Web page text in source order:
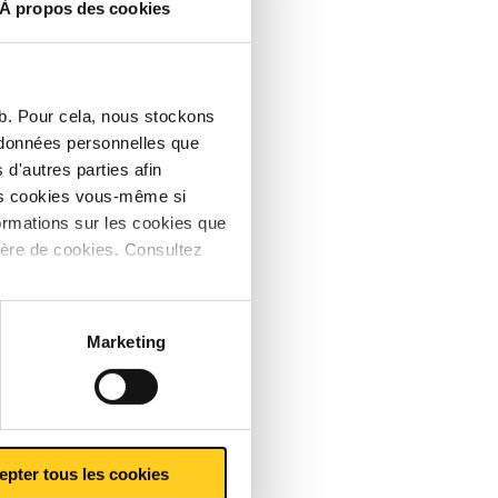
À propos des cookies
Pour cela, nous stockons
personnelles que
d'autres parties afin
cookies vous-même si
sur les cookies que
de cookies. Consultez
Marketing
tous les cookies
dans
un
»,
et la